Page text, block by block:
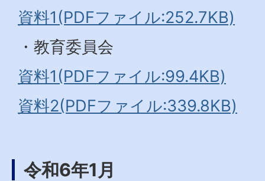
資料1(PDFファイル:252.7KB)
・教育委員会
資料1(PDFファイル:99.4KB)
資料2(PDFファイル:339.8KB)
令和6年1月